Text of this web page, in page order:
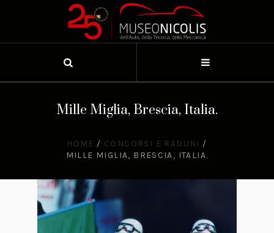
Mille Miglia, Brescia, Italia.
HOME / CONCORSI E RADUNI /
MILLE MIGLIA, BRESCIA, ITALIA.